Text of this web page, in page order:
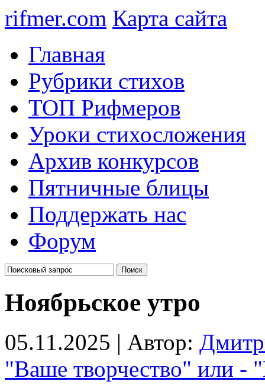
rifmer.com Карта сайта
Главная
Рубрики стихов
ТОП Рифмеров
Уроки стихосложения
Архив конкурсов
Пятничные блицы
Поддержать нас
Форум
Ноябрьское утро
05.11.2025 | Автор:
"Ваше творчество" или -